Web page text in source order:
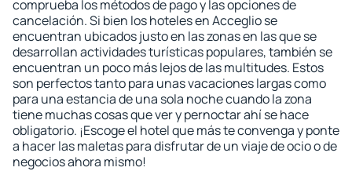
comprueba los métodos de pago y las opciones de
cancelación. Si bien los hoteles en Acceglio se
encuentran ubicados justo en las zonas en las que se
desarrollan actividades turísticas populares, también se
encuentran un poco más lejos de las multitudes. Estos
son perfectos tanto para unas vacaciones largas como
para una estancia de una sola noche cuando la zona
tiene muchas cosas que ver y pernoctar ahí se hace
obligatorio. ¡Escoge el hotel que más te convenga y ponte
a hacer las maletas para disfrutar de un viaje de ocio o de
negocios ahora mismo!